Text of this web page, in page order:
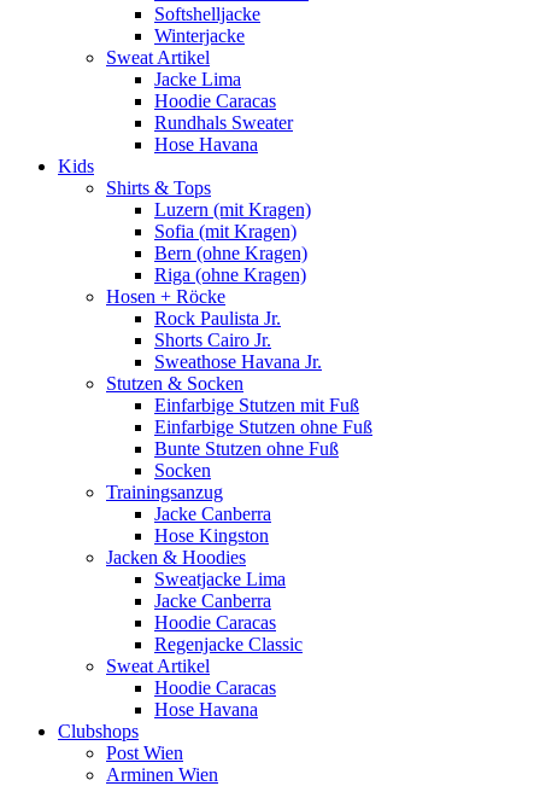
Softshelljacke
Winterjacke
Sweat Artikel
Jacke Lima
Hoodie Caracas
Rundhals Sweater
Hose Havana
Kids
Shirts & Tops
Luzern (mit Kragen)
Sofia (mit Kragen)
Bern (ohne Kragen)
Riga (ohne Kragen)
Hosen + Röcke
Rock Paulista Jr.
Shorts Cairo Jr.
Sweathose Havana Jr.
Stutzen & Socken
Einfarbige Stutzen mit Fuß
Einfarbige Stutzen ohne Fuß
Bunte Stutzen ohne Fuß
Socken
Trainingsanzug
Jacke Canberra
Hose Kingston
Jacken & Hoodies
Sweatjacke Lima
Jacke Canberra
Hoodie Caracas
Regenjacke Classic
Sweat Artikel
Hoodie Caracas
Hose Havana
Clubshops
Post Wien
Arminen Wien